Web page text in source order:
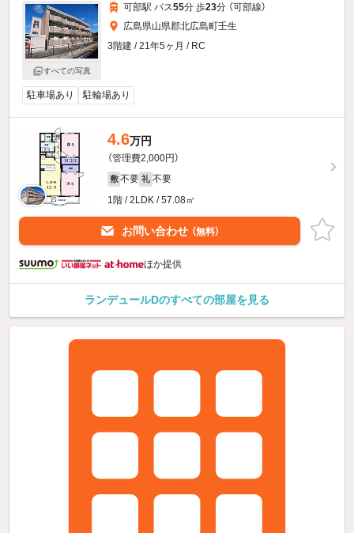
すべての写真
可部駅 バス55分 歩23分 （可部線）
広島県山県郡北広島町壬生
3階建 / 21年5ヶ月 / RC
駐車場あり 駐輪場あり
4.6万円
（管理費2,000円）
敷 不要 礼 不要
1階 / 2LDK / 57.08㎡
お問い合わせ （無料）
ほか提供
ランデュールDのすべての部屋を見る